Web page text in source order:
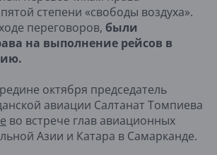
степени «свободы воздуха».
переговоров, были
на выполнение рейсов в
октября председатель
авиации Салтанат Томпиева
во встрече глав авиационных
Азии и Катара в Самарканде.